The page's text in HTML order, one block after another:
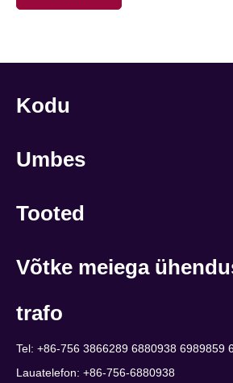
Kodu
Umbes
Tooted
Võtke meiega
trafo
Tel: +86-756 3866289 6880938 6989859
Lauatelefon: +86-756-6880938